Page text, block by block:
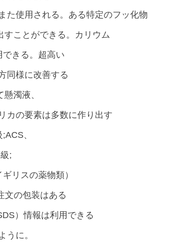
た使用される。ある特定のフッ化物
ことができる。カリウム
きる。超高い
同様に改善する
濁液、
カの要素は多数に作り出す
、
;
リスの薬物類）
文の包装はある
）情報は利用できる
うに。